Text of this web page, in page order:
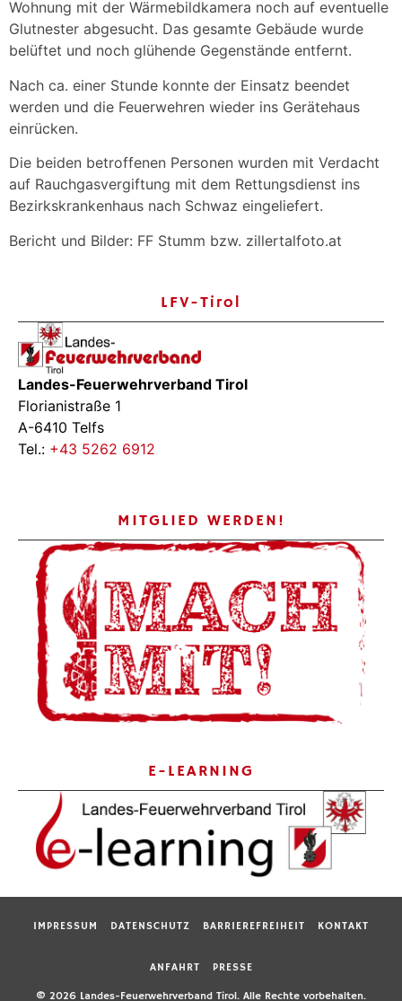
Wohnung mit der Wärmebildkamera noch auf eventuelle
Glutnester abgesucht. Das gesamte Gebäude wurde
belüftet und noch glühende Gegenstände entfernt.
Nach ca. einer Stunde konnte der Einsatz beendet
werden und die Feuerwehren wieder ins Gerätehaus
einrücken.
Die beiden betroffenen Personen wurden mit Verdacht
auf Rauchgasvergiftung mit dem Rettungsdienst ins
Bezirkskrankenhaus nach Schwaz eingeliefert.
Bericht und Bilder: FF Stumm bzw. zillertalfoto.at
LFV-Tirol
Landes-Feuerwehrverband Tirol
Florianistraße 1
A-6410 Telfs
Tel.: +43 5262 6912
MITGLIED WERDEN!
E-LEARNING
IMPRESSUM DATENSCHUTZ BARRIEREFREIHEIT KONTAKT
ANFAHRT PRESSE
© 2026 Landes-Feuerwehrverband Tirol. Alle Rechte vorbehalten.